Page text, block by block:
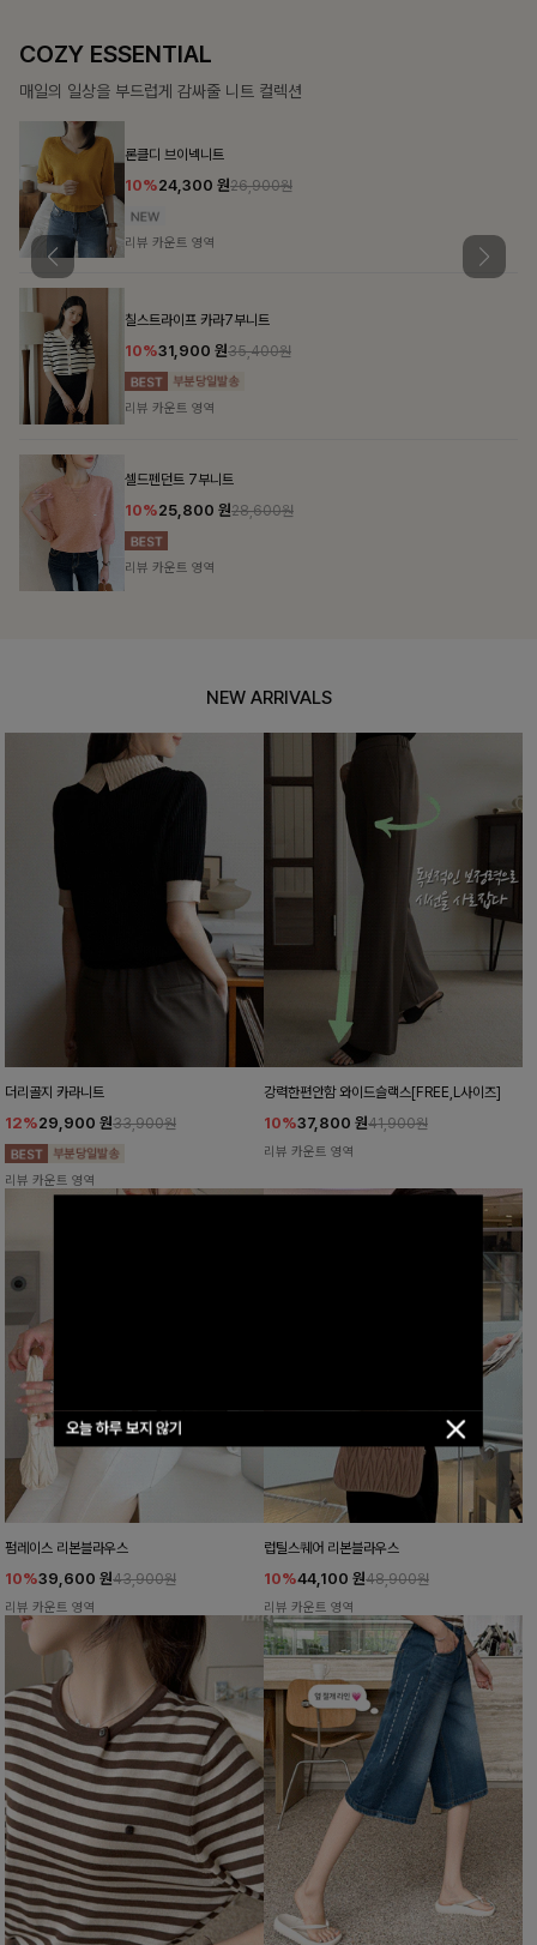
오늘 하루 보지 않기
DOUBLE THE JOY
함께할 때 더욱 완벽한, 합리적인 선택으로 채우는 즐거움
필첸체크 스트링블라우스+플레어스커트SET
14%42,900원49,800원
리뷰 카운트 영역
특스트라이프 링클원피스+스트링자켓SET
12%69,900원79,400원
리뷰 카운트 영역
헨틴링클 날개티셔츠+치마바지SET
12%29,900원33,900원
리뷰 카운트 영역
NEW ARRIVALS
더리골지 카라니트
12%29,900 원33,900원
리뷰 카운트 영역
강력한편안함 와이드슬랙스[FREE,L사이즈]
10%37,800 원41,900원
리뷰 카운트 영역
펌레이스 리본블라우스
10%39,600 원43,900원
리뷰 카운트 영역
럽틸스퀘어 리본블라우스
10%44,100 원48,900원
리뷰 카운트 영역